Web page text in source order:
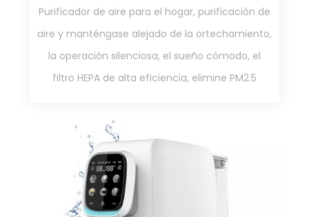
Purificador de agua